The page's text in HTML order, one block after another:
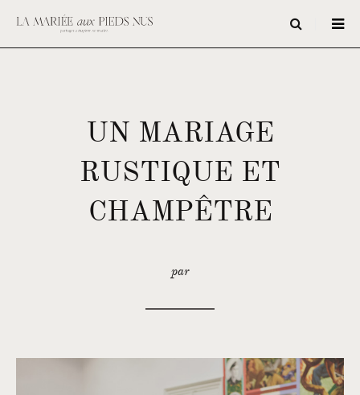
UN MARIAGE
RUSTIQUE ET
CHAMPÊTRE
par